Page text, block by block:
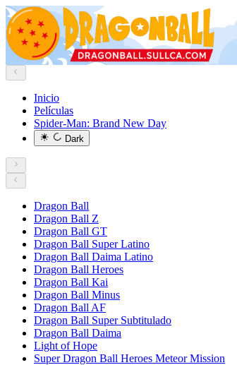
Inicio
Películas
Spider-Man: Brand New Day
Dark
Dragon Ball
Dragon Ball Z
Dragon Ball GT
Dragon Ball Super Latino
Dragon Ball Daima Latino
Dragon Ball Heroes
Dragon Ball Kai
Dragon Ball Minus
Dragon Ball AF
Dragon Ball Super Subtitulado
Dragon Ball Daima
Light of Hope
Super Dragon Ball Heroes Meteor Mission